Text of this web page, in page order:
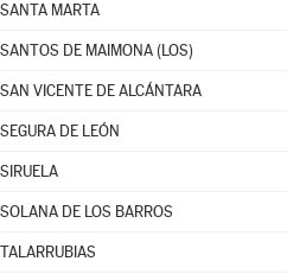
SANTA MARTA
SANTOS DE MAIMONA (LOS)
SAN VICENTE DE ALCÁNTARA
SEGURA DE LEÓN
SIRUELA
SOLANA DE LOS BARROS
TALARRUBIAS